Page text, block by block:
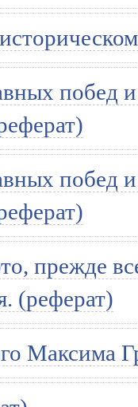
побед
побед
прежде
(реферат)
Максима